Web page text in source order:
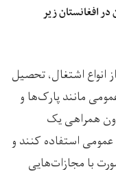
افغانستان زیر
انواع اشتغال، تحصیل
مانند پارک‌ها و
همراهی یک
عمومی استفاده کنند و
با مجازات‌هایی